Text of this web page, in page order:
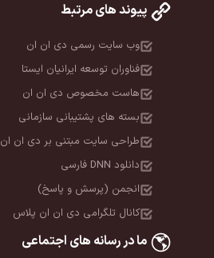
پیوند های مرتبط
وب سایت رسمی دی ان ان
فناوران توسعه ایرانیان ایستا
هاست مخصوص دی ان ان
بسته های پشتیبانی سازمانی
طراحی سایت مبتنی بر دی ان ان
دانلود DNN فارسی
انجمن (پرسش و پاسخ)
کانال تلگرامی دی ان ان پلاس
ما در رسانه های اجتماعی